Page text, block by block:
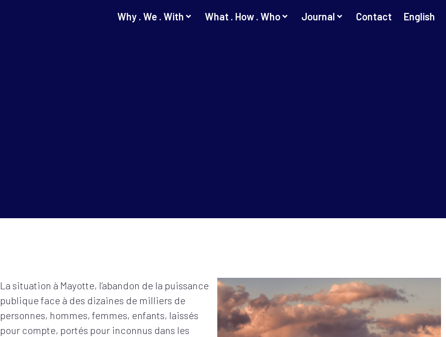
Why . We . With What . How . Who Journal Contact English
La situation à Mayotte, l’abandon de la puissance
publique face à des dizaines de milliers de
personnes, hommes, femmes, enfants, laissés
pour compte, portés pour inconnus dans les